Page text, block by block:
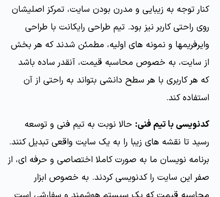
کنار توجه به زیبایی و مدرن بودن سایت، تمرکز اصلیشان
روی راحتی کاربر نیز بود. تیم طراحی رایکانت با طراحی
وایرفریمها و نمونه های اولیه، مطمئن شدند که هر بخش
از سایت، به خصوص محاسبه قیمت، آنقدر ساده باشد
که هر کاربری با هر سطح دانشی بتواند به راحتی از آن
استفاده کند.
کدنویسی با تیم فنی: حالا نوبت به تیم فنی و توسعه
رسید تا نقشه های زیبا را به یک سایت واقعی تبدیل کنند.
برنامه نویسان ما به صورت کاملا اختصاصی و حرفه ای، از
صفر این سایت را کدنویسی کردند. به خصوص ابزار